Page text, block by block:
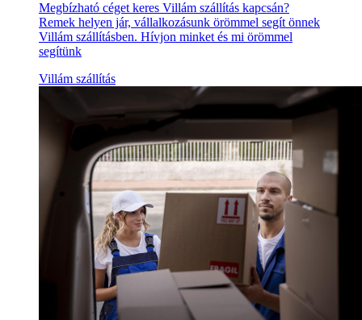
Megbízható céget keres Villám szállítás kapcsán?
Remek helyen jár, vállalkozásunk örömmel segít önnek
Villám szállításben. Hívjon minket és mi örömmel
segítünk
Villám szállítás